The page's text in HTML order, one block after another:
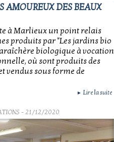
AMOUREUX DES BEAUX
à Marlieux un point relais
produits par "Les jardins bio
biologique à vocation
où sont produits des
vendus sous forme de
► Lire la suite
- 21/12/2020